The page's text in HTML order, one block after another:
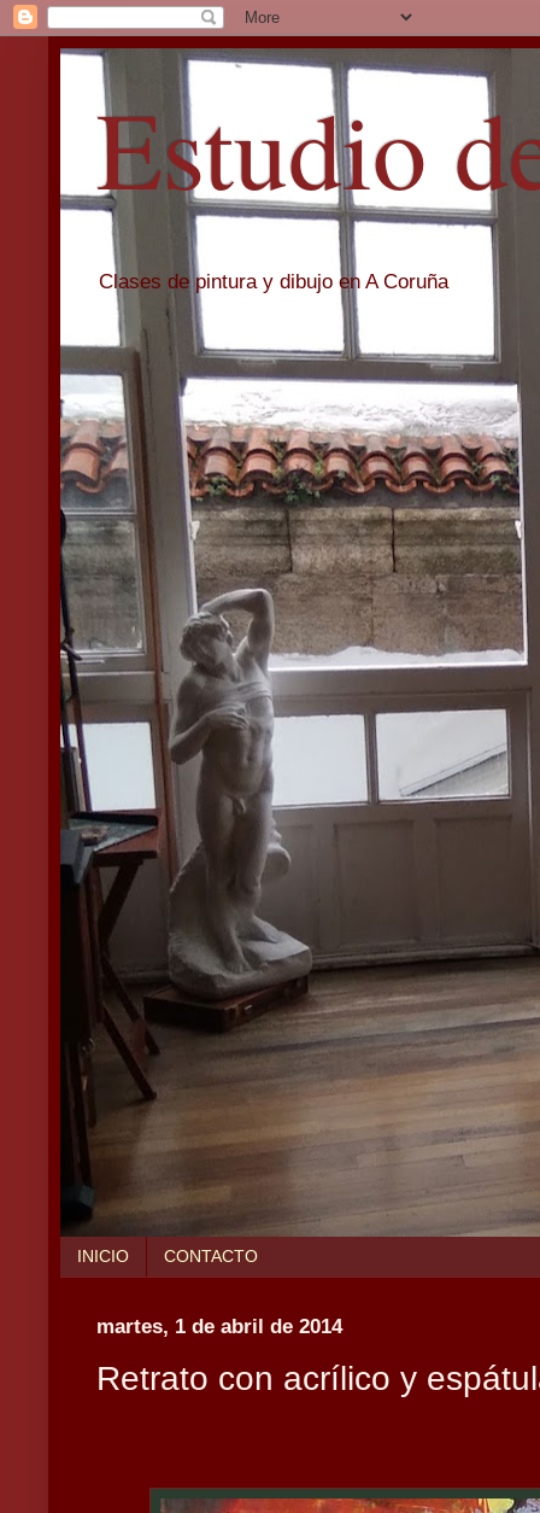
Estudio
Clases de pintura y dibujo en A Coruña
INICIO CONTACTO
martes, 1 de abril de 2014
Retrato con acrílico y